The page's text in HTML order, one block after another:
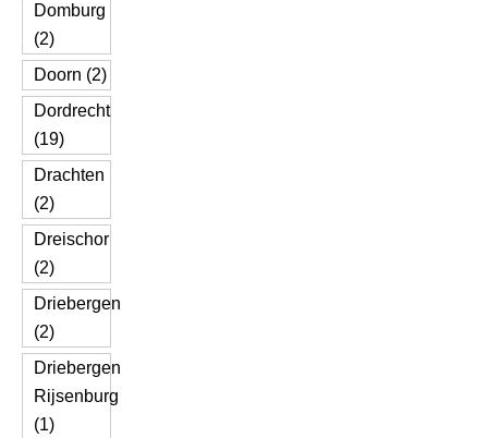
Domburg
(2)
Doorn (2)
Dordrecht
(19)
Drachten
(2)
Dreischor
(2)
Driebergen
(2)
Driebergen
Rijsenburg
(1)